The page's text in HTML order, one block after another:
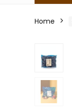
Home